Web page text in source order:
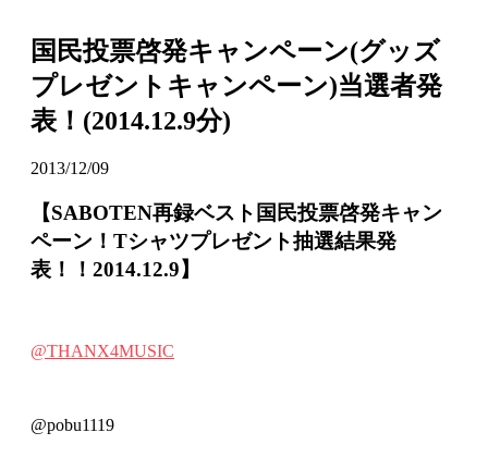
国民投票啓発キャンペーン(グッズ
プレゼントキャンペーン)当選者発
表！(2014.12.9分)
2013/12/09
【SABOTEN再録ベスト国民投票啓発キャン
ペーン！Tシャツプレゼント抽選結果発
表！！2014.12.9】
@THANX4MUSIC
@pobu1119